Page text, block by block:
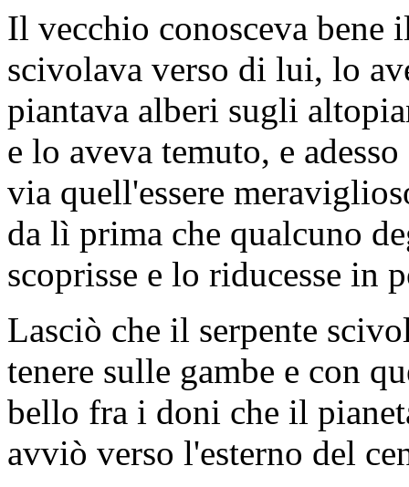
Il vecchio conosceva bene
scivolava verso di lui, lo
piantava alberi sugli
e lo aveva temuto, e
via quell'essere
da lì prima che qualcuno
scoprisse e lo riducesse in
Lasciò che il serpente
tenere sulle gambe e con
bello fra i doni che il
avviò verso l'esterno del